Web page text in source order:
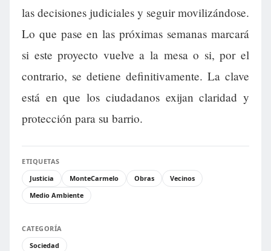
las decisiones judiciales y seguir movilizándose.
Lo que pase en las próximas semanas marcará
si este proyecto vuelve a la mesa o si, por el
contrario, se detiene definitivamente. La clave
está en que los ciudadanos exijan claridad y
protección para su barrio.
ETIQUETAS
Justicia
MonteCarmelo Obras
Vecinos
Medio Ambiente
CATEGORÍA
Sociedad